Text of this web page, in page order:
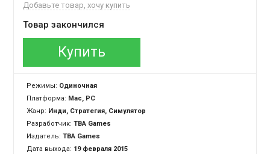
Добавьте товар, хочу купить
Товар закончился
Купить
Режимы: Одиночная
Платформа: Mac, PC
Жанр: Инди, Стратегия, Симулятор
Разработчик:TBA Games
Издатель:TBA Games
Дата выхода: 19 февраля 2015